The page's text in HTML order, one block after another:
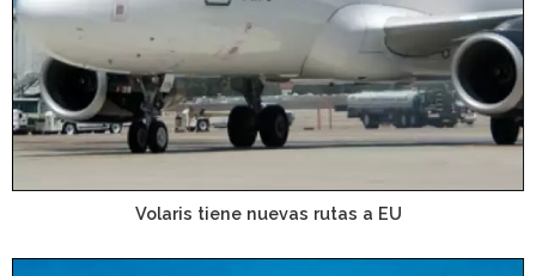
Volaris tiene nuevas rutas a EU